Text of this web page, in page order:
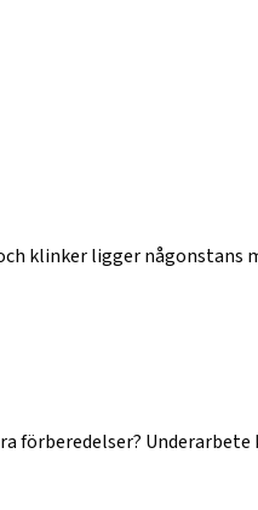
klinker ligger någonstans
förberedelser?